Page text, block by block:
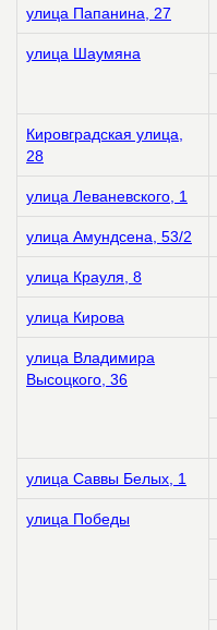
улица Папанина, 27
улица Шаумяна
Кировградская улица,
28
улица Леваневского, 1
улица Амундсена, 53/2
улица Крауля, 8
улица Кирова
улица Владимира
Высоцкого, 36
улица Саввы Белых, 1
улица Победы